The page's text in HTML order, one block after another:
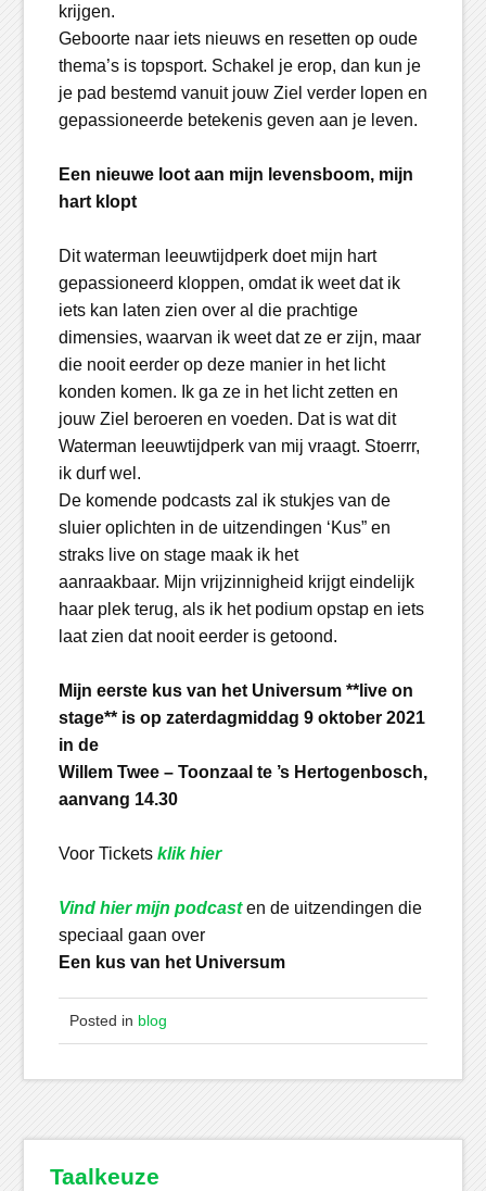
krijgen.
Geboorte naar iets nieuws en resetten op oude
thema’s is topsport. Schakel je erop, dan kun je
je pad bestemd vanuit jouw Ziel verder lopen en
gepassioneerde betekenis geven aan je leven.
Een nieuwe loot aan mijn levensboom, mijn
hart klopt
Dit waterman leeuwtijdperk doet mijn hart
gepassioneerd kloppen, omdat ik weet dat ik
iets kan laten zien over al die prachtige
dimensies, waarvan ik weet dat ze er zijn, maar
die nooit eerder op deze manier in het licht
konden komen. Ik ga ze in het licht zetten en
jouw Ziel beroeren en voeden. Dat is wat dit
Waterman leeuwtijdperk van mij vraagt. Stoerrr,
ik durf wel.
De komende podcasts zal ik stukjes van de
sluier oplichten in de uitzendingen ‘Kus” en
straks live on stage maak ik het
aanraakbaar. Mijn vrijzinnigheid krijgt eindelijk
haar plek terug, als ik het podium opstap en iets
laat zien dat nooit eerder is getoond.
Mijn eerste kus van het Universum **live on
stage** is op zaterdagmiddag 9 oktober 2021
in de
Willem Twee – Toonzaal te ’s Hertogenbosch,
aanvang 14.30
Voor Tickets klik hier
Vind hier mijn podcasten de uitzendingen die
speciaal gaan over
Een kus van het Universum
Posted in blog
Taalkeuze